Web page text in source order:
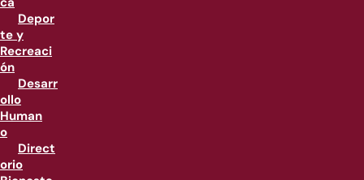
Depor
te y
Recreaci
ón
Desarr
ollo
Human
o
Direct
orio